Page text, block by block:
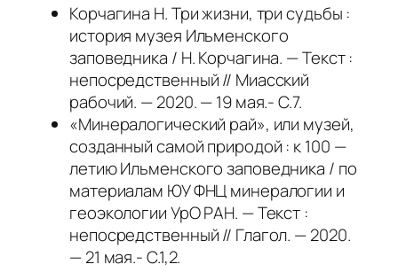
Корчагина Н. Три жизни, три судьбы :
история музея Ильменского
заповедника / Н. Корчагина. — Текст :
непосредственный // Миасский
рабочий. — 2020. — 19 мая.- С.7.
«Минералогический рай», или музей,
созданный самой природой : к 100 —
летию Ильменского заповедника / по
материалам ЮУ ФНЦ минералогии и
геоэкологии УрО РАН. — Текст :
непосредственный // Глагол. — 2020.
— 21 мая.- С.1,2.